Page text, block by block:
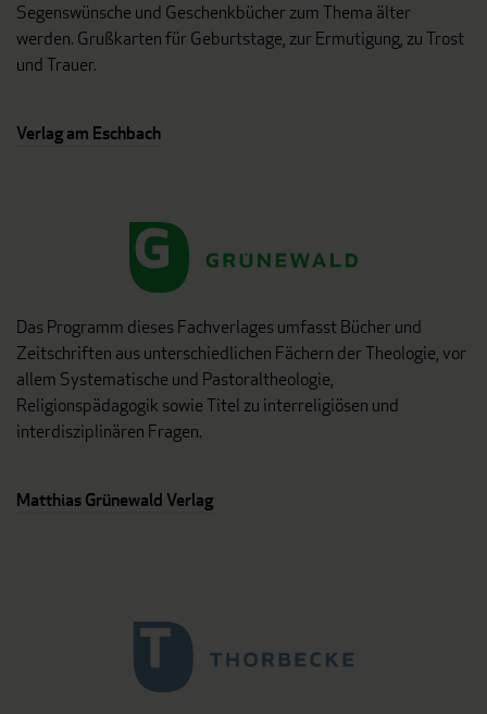
Segenswünsche und Geschenkbücher zum Thema älter
werden. Grußkarten für Geburtstage, zur Ermutigung, zu Trost
und Trauer.
Verlag am Eschbach
Das Programm dieses Fachverlages umfasst Bücher und
Zeitschriften aus unterschiedlichen Fächern der Theologie, vor
allem Systematische und Pastoraltheologie,
Religionspädagogik sowie Titel zu interreligiösen und
interdisziplinären Fragen.
Matthias Grünewald Verlag